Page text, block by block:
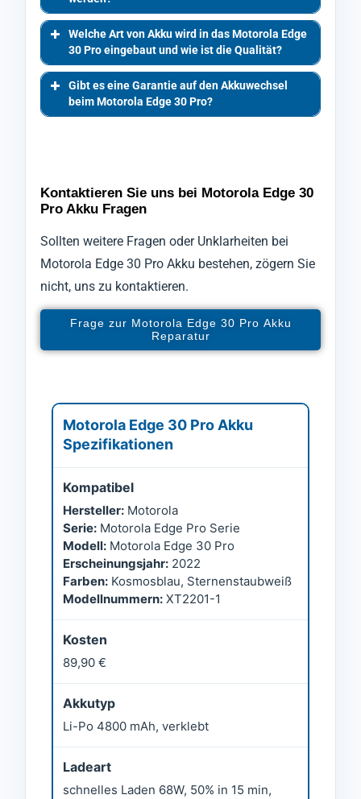
Welche Art von Akku wird in das Motorola Edge
30 Pro eingebaut und wie ist die Qualität?
Gibt es eine Garantie auf den Akkuwechsel
beim Motorola Edge 30 Pro?
Kontaktieren Sie uns bei Motorola Edge 30
Pro Akku Fragen
Sollten weitere Fragen oder Unklarheiten bei
Motorola Edge 30 Pro Akku bestehen, zögern Sie
nicht, uns zu kontaktieren.
Frage zur Motorola Edge 30 Pro Akku
Reparatur
Motorola Edge 30 Pro Akku
Spezifikationen
Kompatibel
Hersteller: Motorola
Serie: Motorola Edge Pro Serie
Modell: Motorola Edge 30 Pro
Erscheinungsjahr: 2022
Farben: Kosmosblau, Sternenstaubweiß
Modellnummern: XT2201-1
Kosten
89,90 €
Akkutyp
Li-Po 4800 mAh, verklebt
Ladeart
schnelles Laden 68W, 50% in 15 min,